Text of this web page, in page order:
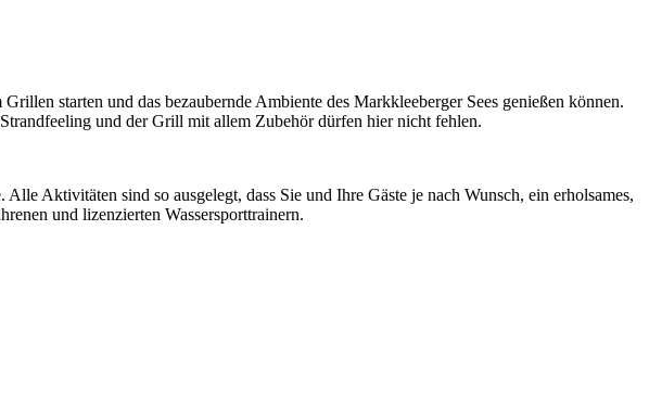
starten und das bezaubernde Ambiente des Markkleeberger Sees genießen können.
und der Grill mit allem Zubehör dürfen hier nicht fehlen.
Aktivitäten sind so ausgelegt, dass Sie und Ihre Gäste je nach Wunsch, ein erholsames,
und lizenzierten Wassersporttrainern.